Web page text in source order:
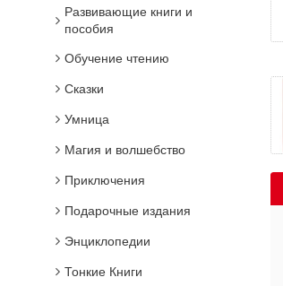
Развивающие книги и
пособия
Обучение чтению
Сказки
Умница
Магия и волшебство
Приключения
Подарочные издания
Энциклопедии
Тонкие Книги